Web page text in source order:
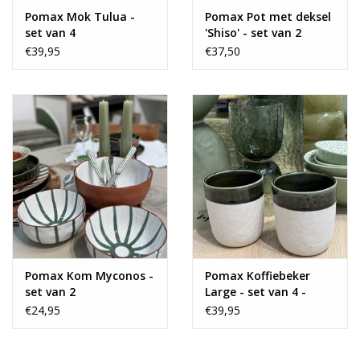
Pomax Mok Tulua -
set van 4
€39,95
Pomax Pot met deksel
'Shiso' - set van 2
€37,50
Pomax Kom Myconos -
set van 2
€24,95
Pomax Koffiebeker
Large - set van 4 -
groen
€39,95